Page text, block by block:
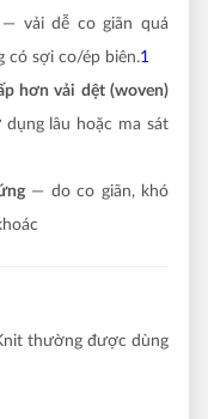
vải dễ co giãn quá
có sợi co/ép biên.1
hơn vải dệt (woven)
lâu hoặc ma sát
— do co giãn, khó
thường được dùng